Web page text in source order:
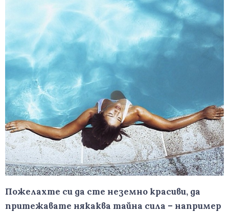
Пожелахте си да сте неземно красиви, да
притежавате някаква тайна сила – например